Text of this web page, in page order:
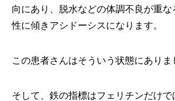
向にあり、脱水などの体調不良が重
性に傾きアシドーシスになります。
この患者さんはそういう状態にありま
そして、 鉄の指標はフェリチンだけで